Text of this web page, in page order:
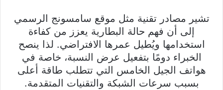
تشير مصادر تقنية مثل موقع سامسونج الرسمي
إلى أن فهم حالة البطارية يعزز من كفاءة
استخدامها ويُطيل عمرها الافتراضي. لذا ينصح
الخبراء دومًا بتفعيل عرض النسبة، خاصة في
هواتف الجيل الخامس التي تتطلب طاقة أعلى
بسبب سرعات الشبكة والتقنيات المتقدمة.